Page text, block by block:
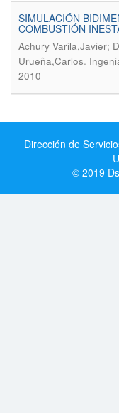
SIMULACIÓN
COMBUSTIÓN
Achury Varila,Javier;
Urueña,Carlos.
2010
Dirección de
© 2019